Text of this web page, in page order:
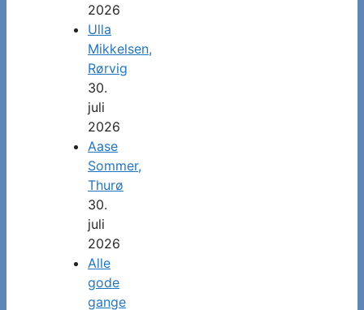
2026
Ulla
Mikkelsen,
Rørvig
30.
juli
2026
Aase
Sommer,
Thurø
30.
juli
2026
Alle
gode
gange